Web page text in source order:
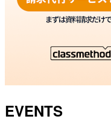
EVENTS